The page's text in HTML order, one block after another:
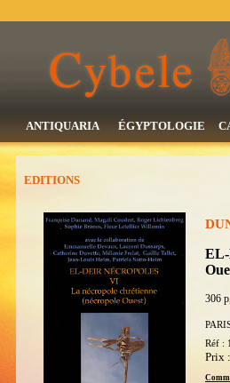
ANTIQUARIA ÉGYPTOLOGIE
EDITIONS
EL-
306
Réf :
Prix :